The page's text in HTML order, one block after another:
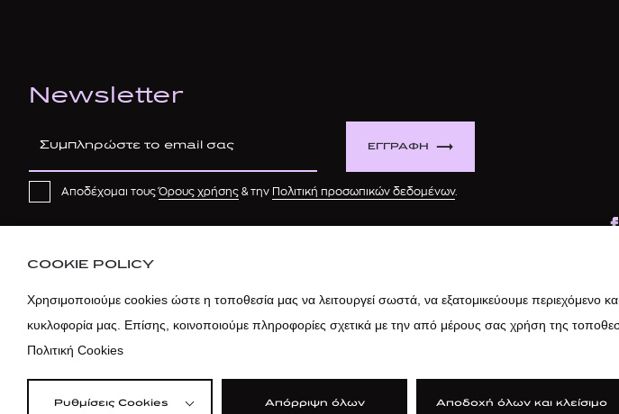
Newsletter
ΕΓΓΡΑΦΗ
Αποδέχομαι τουςΌρους χρήσης & την Πολιτική προσωπικών δεδομένων.
COOKIE POLICY
Χρησιμοποιούμε cookies ώστε η τοποθεσία μας να λειτουργεί σωστά, να εξατομικεύουμε περιεχόμενο
κυκλοφορία μας. Επίσης, κοινοποιούμε πληροφορίες σχετικά με την από μέρους σας χρήση της
Πολιτική Cookies
Ρυθμίσεις Cookies Απόρριψη όλων Αποδοχή όλων και κλείσιμο